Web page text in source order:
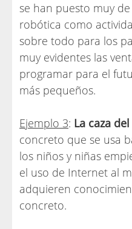
se han puesto muy
robótica como
sobre todo para los
muy evidentes las
programar para el
más pequeños.
Ejemplo 3: La caza
concreto que se usa
los niños y niñas
el uso de Internet al
adquieren
concreto.